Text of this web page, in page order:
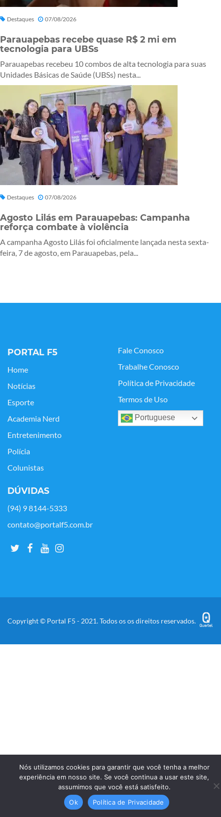
Destaques 07/08/2026
Parauapebas recebe quase R$ 2 mi em
tecnologia para UBSs
Parauapebas recebeu 10 combos de alta tecnologia para suas
Unidades Básicas de Saúde (UBSs) nesta...
Destaques 07/08/2026
Agosto Lilás em Parauapebas: Campanha
reforça combate à violência
A campanha Agosto Lilás foi oficialmente lançada nesta sexta-
feira, 7 de agosto, em Parauapebas, pela...
PORTAL F5
Home
Notícias
Esporte
Academia Nerd
Entretenimento
Polícia
Colunistas
Fale Conosco
Trabalhe Conosco
Política de Privacidade
Termos de Uso
Portuguese
DÚVIDAS
(94) 9 8144-5333
contato@portalf5.com.br
Copyright © Portal F5 - 2021. Todos os os direitos reservados.
Nós utilizamos cookies para garantir que você tenha a melhor
experiência em nosso site. Se você continua a usar este site,
assumimos que você está satisfeito.
Ok
Política de Privacidade